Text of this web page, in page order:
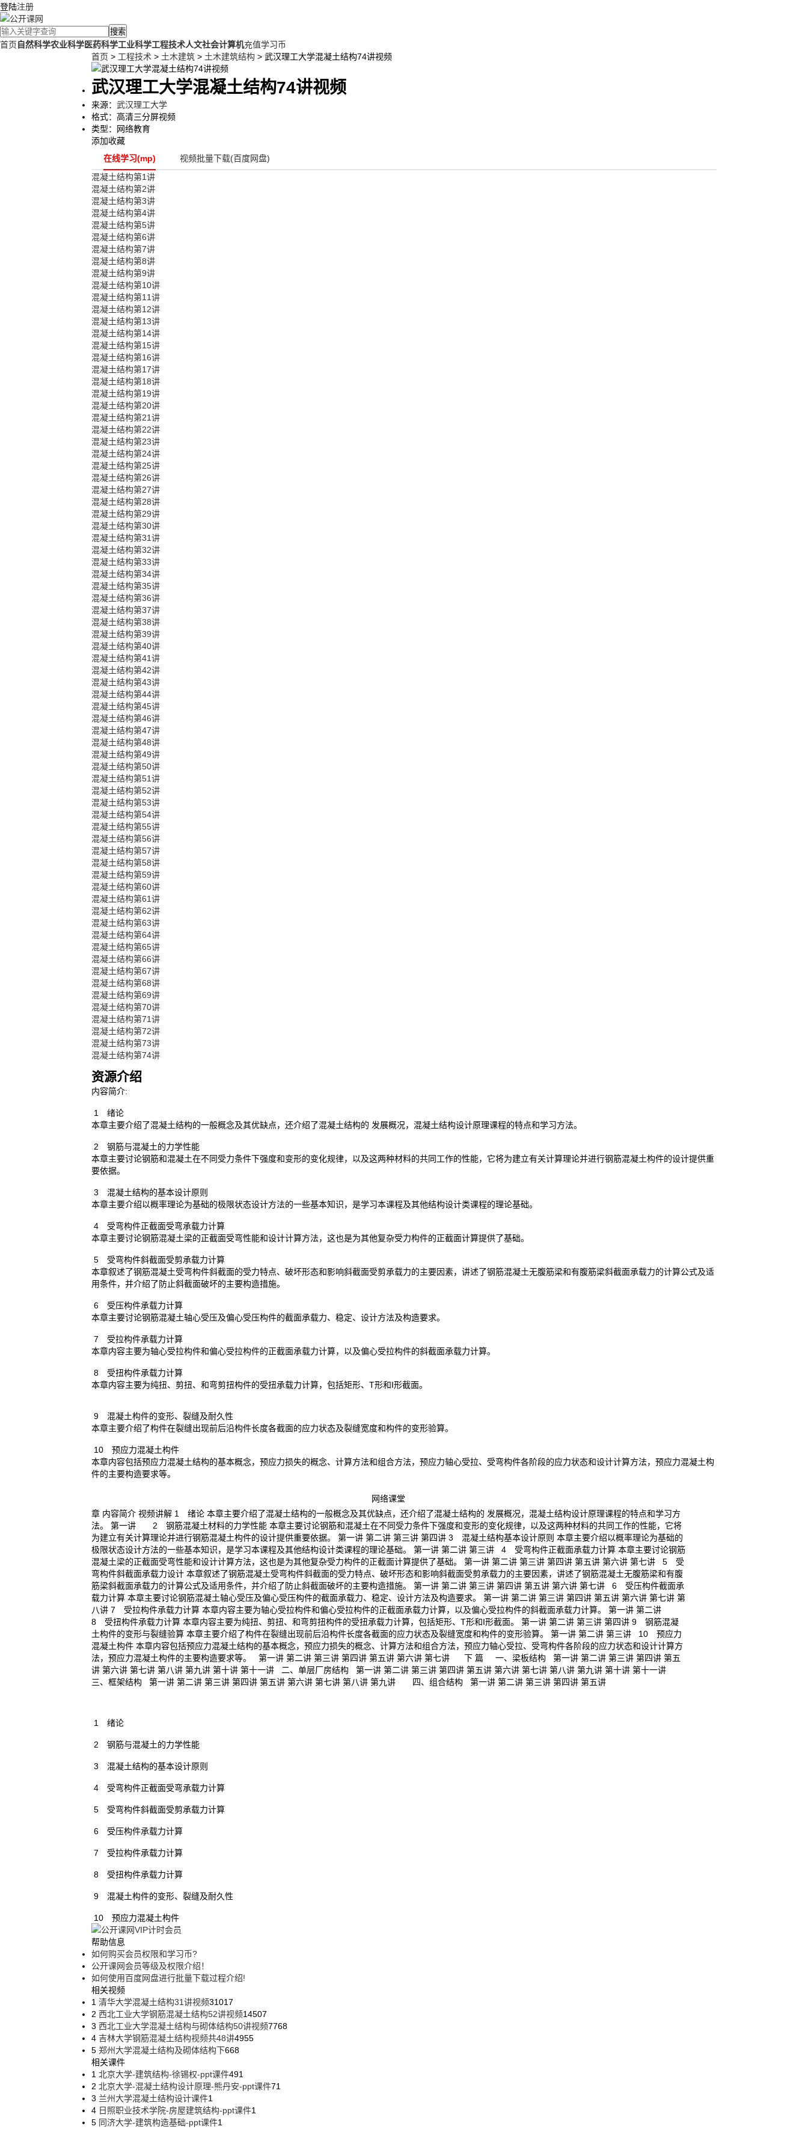
登陆注册
搜索
首页自然科学农业科学医药科学工业科学工程技术人文社会计算机充值学习币
首页 > 工程技术 > 土木建筑 > 土木建筑结构 > 武汉理工大学混凝土结构74讲视频
武汉理工大学混凝土结构74讲视频
来源： 武汉理工大学
格式： 高清三分屏视频
类型：
网络教育
添加收藏
在线学习(mp)
视频批量下载(百度网盘)
混凝土结构第1讲
混凝土结构第2讲
混凝土结构第3讲
混凝土结构第4讲
混凝土结构第5讲
混凝土结构第6讲
混凝土结构第7讲
混凝土结构第8讲
混凝土结构第9讲
混凝土结构第10讲
混凝土结构第11讲
混凝土结构第12讲
混凝土结构第13讲
混凝土结构第14讲
混凝土结构第15讲
混凝土结构第16讲
混凝土结构第17讲
混凝土结构第18讲
混凝土结构第19讲
混凝土结构第20讲
混凝土结构第21讲
混凝土结构第22讲
混凝土结构第23讲
混凝土结构第24讲
混凝土结构第25讲
混凝土结构第26讲
混凝土结构第27讲
混凝土结构第28讲
混凝土结构第29讲
混凝土结构第30讲
混凝土结构第31讲
混凝土结构第32讲
混凝土结构第33讲
混凝土结构第34讲
混凝土结构第35讲
混凝土结构第36讲
混凝土结构第37讲
混凝土结构第38讲
混凝土结构第39讲
混凝土结构第40讲
混凝土结构第41讲
混凝土结构第42讲
混凝土结构第43讲
混凝土结构第44讲
混凝土结构第45讲
混凝土结构第46讲
混凝土结构第47讲
混凝土结构第48讲
混凝土结构第49讲
混凝土结构第50讲
混凝土结构第51讲
混凝土结构第52讲
混凝土结构第53讲
混凝土结构第54讲
混凝土结构第55讲
混凝土结构第56讲
混凝土结构第57讲
混凝土结构第58讲
混凝土结构第59讲
混凝土结构第60讲
混凝土结构第61讲
混凝土结构第62讲
混凝土结构第63讲
混凝土结构第64讲
混凝土结构第65讲
混凝土结构第66讲
混凝土结构第67讲
混凝土结构第68讲
混凝土结构第69讲
混凝土结构第70讲
混凝土结构第71讲
混凝土结构第72讲
混凝土结构第73讲
混凝土结构第74讲
资源介绍
内容简介:
1 绪论
本章主要介绍了混凝土结构的一般概念及其优缺点，还介绍了混凝土结构的 发展概况，混凝土结构设计原理课程的特点和学习方法。
2 钢筋与混凝土的力学性能
本章主要讨论钢筋和混凝土在不同受力条件下强度和变形的变化规律，以及这两种材料的共同工作的性能，它将为建立有关计算理论并进行钢筋混凝土构件的设计提供重
要依据。
3 混凝土结构的基本设计原则
本章主要介绍以概率理论为基础的极限状态设计方法的一些基本知识，是学习本课程及其他结构设计类课程的理论基础。
4 受弯构件正截面受弯承载力计算
本章主要讨论钢筋混凝土梁的正截面受弯性能和设计计算方法，这也是为其他复杂受力构件的正截面计算提供了基础。
5 受弯构件斜截面受剪承载力计算
本章叙述了钢筋混凝土受弯构件斜截面的受力特点、破坏形态和影响斜截面受剪承载力的主要因素，讲述了钢筋混凝土无腹筋梁和有腹筋梁斜截面承载力的计算公式及适
用条件，并介绍了防止斜截面破坏的主要构造措施。
6 受压构件承载力计算
本章主要讨论钢筋混凝土轴心受压及偏心受压构件的截面承载力、稳定、设计方法及构造要求。
7 受拉构件承载力计算
本章内容主要为轴心受拉构件和偏心受拉构件的正截面承载力计算，以及偏心受拉构件的斜截面承载力计算。
8 受扭构件承载力计算
本章内容主要为纯扭、剪扭、和弯剪扭构件的受扭承载力计算，包括矩形、T形和I形截面。
9 混凝土构件的变形、裂缝及耐久性
本章主要介绍了构件在裂缝出现前后沿构件长度各截面的应力状态及裂缝宽度和构件的变形验算。
10 预应力混凝土构件
本章内容包括预应力混凝土结构的基本概念，预应力损失的概念、计算方法和组合方法，预应力轴心受拉、受弯构件各阶段的应力状态和设计计算方法，预应力混凝土构
件的主要构造要求等。
网络课堂
章 内容简介 视频讲解 1 绪论 本章主要介绍了混凝土结构的一般概念及其优缺点，还介绍了混凝土结构的 发展概况，混凝土结构设计原理课程的特点和学习方
法。 第一讲 2 钢筋混凝土材料的力学性能 本章主要讨论钢筋和混凝土在不同受力条件下强度和变形的变化规律，以及这两种材料的共同工作的性能，它将
为建立有关计算理论并进行钢筋混凝土构件的设计提供重要依据。 第一讲 第二讲 第三讲 第四讲 3 混凝土结构基本设计原则 本章主要介绍以概率理论为基础的
极限状态设计方法的一些基本知识，是学习本课程及其他结构设计类课程的理论基础。 第一讲 第二讲 第三讲 4 受弯构件正截面承载力计算 本章主要讨论钢筋
混凝土梁的正截面受弯性能和设计计算方法，这也是为其他复杂受力构件的正截面计算提供了基础。 第一讲 第二讲 第三讲 第四讲 第五讲 第六讲 第七讲 5 受
弯构件斜截面承载力设计 本章叙述了钢筋混凝土受弯构件斜截面的受力特点、破坏形态和影响斜截面受剪承载力的主要因素，讲述了钢筋混凝土无腹筋梁和有腹
筋梁斜截面承载力的计算公式及适用条件，并介绍了防止斜截面破坏的主要构造措施。 第一讲 第二讲 第三讲 第四讲 第五讲 第六讲 第七讲 6 受压构件截面承
载力计算 本章主要讨论钢筋混凝土轴心受压及偏心受压构件的截面承载力、稳定、设计方法及构造要求。 第一讲 第二讲 第三讲 第四讲 第五讲 第六讲 第七讲 第
八讲 7 受拉构件承载力计算 本章内容主要为轴心受拉构件和偏心受拉构件的正截面承载力计算，以及偏心受拉构件的斜截面承载力计算。 第一讲 第二讲
8 受扭构件承载力计算 本章内容主要为纯扭、剪扭、和弯剪扭构件的受扭承载力计算，包括矩形、T形和I形截面。 第一讲 第二讲 第三讲 第四讲 9 钢筋混凝
土构件的变形与裂缝验算 本章主要介绍了构件在裂缝出现前后沿构件长度各截面的应力状态及裂缝宽度和构件的变形验算。 第一讲 第二讲 第三讲 10 预应力
混凝土构件 本章内容包括预应力混凝土结构的基本概念，预应力损失的概念、计算方法和组合方法，预应力轴心受拉、受弯构件各阶段的应力状态和设计计算方
法，预应力混凝土构件的主要构造要求等。 第一讲 第二讲 第三讲 第四讲 第五讲 第六讲 第七讲 下 篇 一、梁板结构 第一讲 第二讲 第三讲 第四讲 第五
讲 第六讲 第七讲 第八讲 第九讲 第十讲 第十一讲 二、单层厂房结构 第一讲 第二讲 第三讲 第四讲 第五讲 第六讲 第七讲 第八讲 第九讲 第十讲 第十一讲
三、框架结构 第一讲 第二讲 第三讲 第四讲 第五讲 第六讲 第七讲 第八讲 第九讲 四、组合结构 第一讲 第二讲 第三讲 第四讲 第五讲
1 绪论
2 钢筋与混凝土的力学性能
3 混凝土结构的基本设计原则
4 受弯构件正截面受弯承载力计算
5 受弯构件斜截面受剪承载力计算
6 受压构件承载力计算
7 受拉构件承载力计算
8 受扭构件承载力计算
9 混凝土构件的变形、裂缝及耐久性
10 预应力混凝土构件
帮助信息
如何购买会员权限和学习币?
公开课网会员等级及权限介绍！
如何使用百度网盘进行批量下载过程介绍!
相关视频
1 清华大学混凝土结构31讲视频31017
2 西北工业大学钢筋混凝土结构52讲视频14507
3 西北工业大学混凝土结构与砌体结构50讲视频7768
4 吉林大学钢筋混凝土结构视频共48讲4955
5 郑州大学混凝土结构及砌体结构下668
相关课件
1 北京大学-建筑结构-徐锡权-ppt课件491
2 北京大学-混凝土结构设计原理-熊丹安-ppt课件71
3 兰州大学混凝土结构设计课件1
4 日照职业技术学院-房屋建筑结构-ppt课件1
5 同济大学-建筑构造基础-ppt课件1